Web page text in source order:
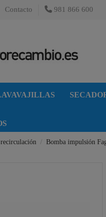
Contacto 981 866 600
Bomba impulsión